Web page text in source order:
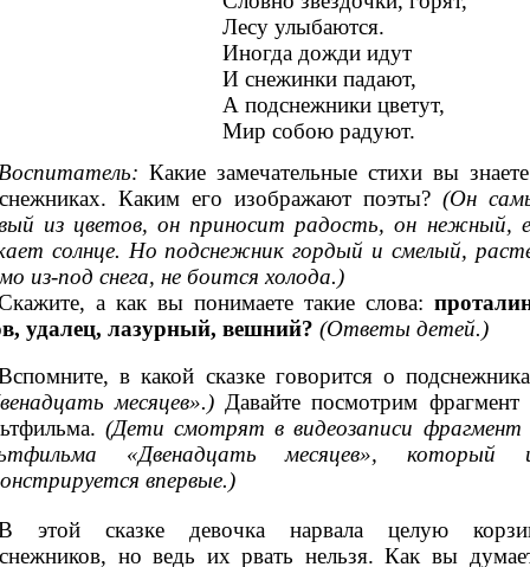
Лесу улыбаются.
Иногда дожди идут
И снежинки падают,
А подснежники цветут,
Мир собою радуют.
Какие замечательные стихи вы
Каким его изображают поэты? (Он
из цветов, он приносит радость, он нежный,
солнце. Но подснежник гордый и смелый,
из-под снега, не боится холода.)
а как вы понимаете такие слова:
удалец, лазурный, вешний?(Ответы детей.)
в какой сказке говорится о
месяцев».)Давайте посмотрим фрагмент
(Дети смотрят в видеозаписи фрагмент
«Двенадцать месяцев», который
впервые.)
этой сказке девочка нарвала целую
но ведь их рвать нельзя. Как вы